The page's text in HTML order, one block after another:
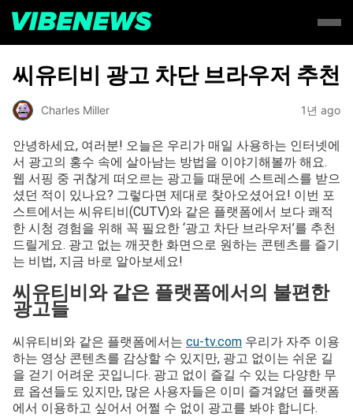
씨유티비 광고 차단 브라우저 추천
Charles Miller 1년 ago
안녕하세요, 여러분! 오늘은 우리가 매일 사용하는 인터넷에
서 광고의 홍수 속에 살아남는 방법을 이야기해볼까 해요.
웹 서핑 중 귀찮게 떠오르는 광고들 때문에 스트레스를 받으
셨던 적이 있나요? 그렇다면 제대로 찾아오셨어요! 이번 포
스트에서는 씨유티비(CUTV)와 같은 플랫폼에서 보다 쾌적
한 시청 경험을 위해 꼭 필요한 ‘광고 차단 브라우저’를 추천
드릴게요. 광고 없는 깨끗한 화면으로 원하는 콘텐츠를 즐기
는 비법, 지금 바로 알아보세요!
씨유티비와 같은 플랫폼에서의 불편한
광고들
씨유티비와 같은 플랫폼에서는 cu-tv.com 우리가 자주 이용
하는 영상 콘텐츠를 감상할 수 있지만, 광고 없이는 쉬운 길
을 걷기 어려운 곳입니다. 광고 없이 즐길 수 있는 다양한 무
료 옵션들도 있지만, 많은 사용자들은 이미 즐겨앓던 플랫폼
에서 이용하고 싶어서 어쩔 수 없이 광고를 봐야 합니다.